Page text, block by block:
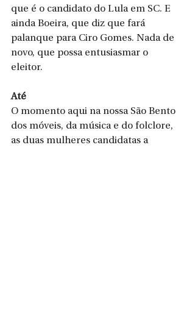
que é o candidato do Lula em SC. E
ainda Boeira, que diz que fará
palanque para Ciro Gomes. Nada de
novo, que possa entusiasmar o
eleitor.
Até
O momento aqui na nossa São Bento
dos móveis, da música e do folclore,
as duas mulheres candidatas a